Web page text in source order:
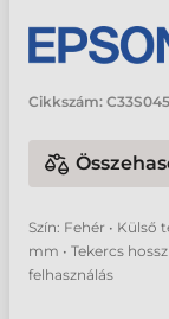
Cikkszám:
Szín: Fehér • Külső
mm • Tekercs
felhasználás